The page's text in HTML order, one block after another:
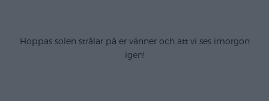
Hoppas solen strålar på er vänner och att vi ses imorgon
igen!